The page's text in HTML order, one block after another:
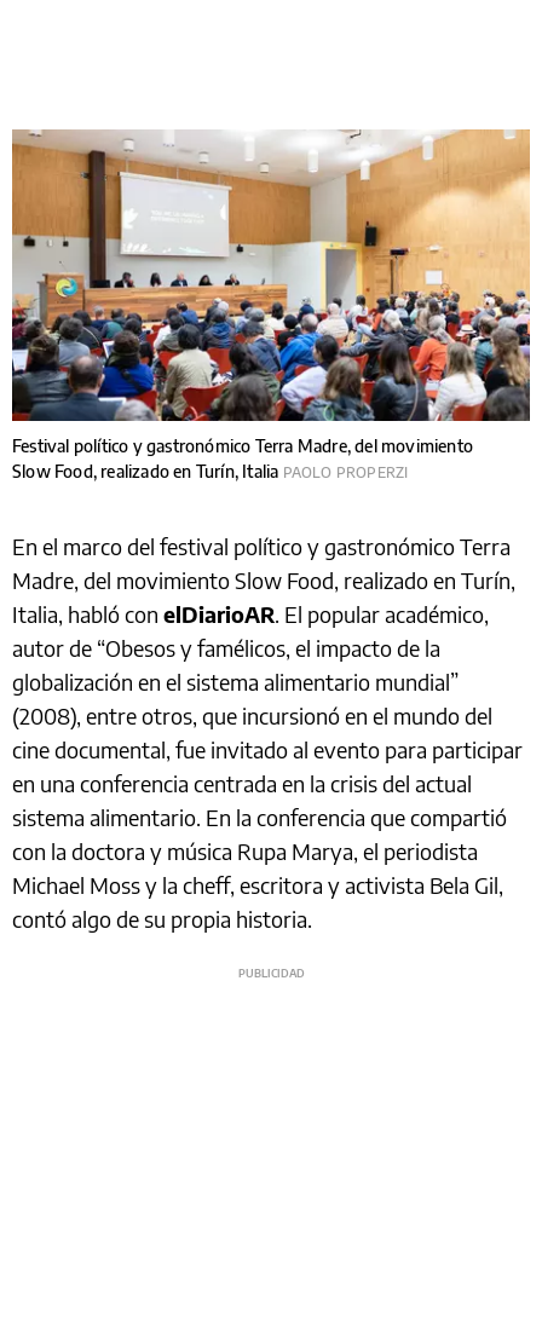
Festival político y gastronómico Terra Madre, del movimiento
Slow Food, realizado en Turín, Italia PAOLO PROPERZI
En el marco del festival político y gastronómico Terra
Madre, del movimiento Slow Food, realizado en Turín,
Italia, habló con elDiarioAR. El popular académico,
autor de “Obesos y famélicos, el impacto de la
globalización en el sistema alimentario mundial”
(2008), entre otros, que incursionó en el mundo del
cine documental, fue invitado al evento para participar
en una conferencia centrada en la crisis del actual
sistema alimentario. En la conferencia que compartió
con la doctora y música Rupa Marya, el periodista
Michael Moss y la cheff, escritora y activista Bela Gil,
contó algo de su propia historia.